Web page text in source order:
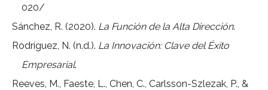
020/
Sánchez, R. (2020). La Función de la Alta Dirección.
Rodríguez, N. (n.d.). La Innovación: Clave del Éxito
Empresarial.
Reeves, M., Faeste, L., Chen, C., Carlsson-Szlezak, P., &